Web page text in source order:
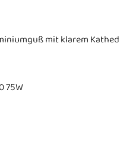
mit klarem
75W